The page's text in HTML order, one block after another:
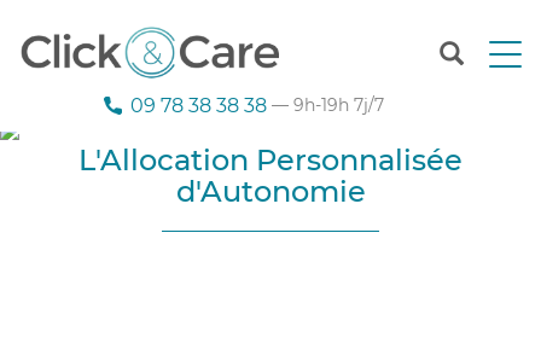
T
09 78 38 38 38 — 9h-19h 7j/7
L'Allocation Personnalisée
d'Autonomie